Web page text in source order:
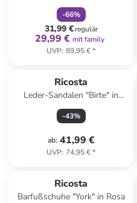
Dunkelblau
-66%
31,99 €regulär
29,99 € mit family
UVP: 89,95 €*
Ricosta
Leder-Sandalen "Birte" in
Gold
-43%
ab: 41,99 €
UVP: 74,95 €*
Ricosta
Barfußschuhe "York" in Rosa